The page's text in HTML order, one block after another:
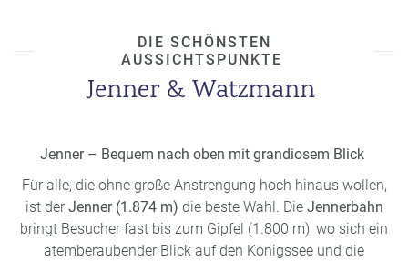
DIE SCHÖNSTEN
AUSSICHTSPUNKTE
Jenner & Watzmann
Jenner – Bequem nach oben mit grandiosem Blick
Für alle, die ohne große Anstrengung hoch hinaus wollen,
ist der Jenner (1.874 m) die beste Wahl. Die Jennerbahn
bringt Besucher fast bis zum Gipfel (1.800 m), wo sich ein
atemberaubender Blick auf den Königssee und die